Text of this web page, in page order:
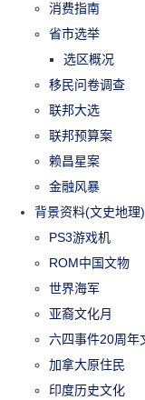
消费指南
省市选举
选区概况
移民问卷调查
联邦大选
联邦预算案
赖昌星案
金融风暴
背景资料(文史地理)
PS3游戏机
ROM中国文物
世界海军
亚裔文化月
六四事件20周年
加拿大原住民
印度历史文化